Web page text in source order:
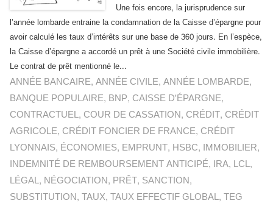
Une fois encore, la jurisprudence sur
l’année lombarde entraine la condamnation de la Caisse d’épargne pour
avoir calculé les taux d’intérêts sur une base de 360 jours. En l’espèce,
la Caisse d’épargne a accordé un prêt à une Société civile immobilière.
Le contrat de prêt mentionné le...
ANNÉE BANCAIRE,ANNÉE CIVILE,ANNÉE LOMBARDE,
BANQUE POPULAIRE, BNP, CAISSE D'ÉPARGNE,
CONTRACTUEL, COUR DE CASSATION, CRÉDIT, CRÉDIT
AGRICOLE, CRÉDIT FONCIER DE FRANCE, CRÉDIT
LYONNAIS, ÉCONOMIES, EMPRUNT, HSBC, IMMOBILIER,
INDEMNITÉ DE REMBOURSEMENT ANTICIPÉ, IRA, LCL,
LÉGAL, NÉGOCIATION, PRÊT, SANCTION,
SUBSTITUTION,TAUX,TAUX EFFECTIF GLOBAL,TEG